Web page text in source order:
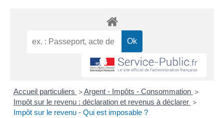
Accueil particuliers > Argent - Impôts - Consommation >
Impôt sur le revenu : déclaration et revenus à déclarer >
Impôt sur le revenu - Qui est imposable ?